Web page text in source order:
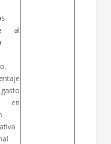
al
en